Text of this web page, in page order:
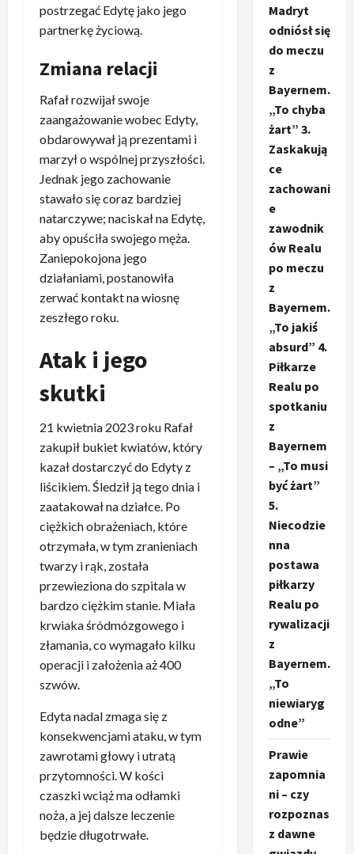
postrzegać Edytę jako jego
partnerkę życiową.
Zmiana relacji
Rafał rozwijał swoje
zaangażowanie wobec Edyty,
obdarowywał ją prezentami i
marzył o wspólnej przyszłości.
Jednak jego zachowanie
stawało się coraz bardziej
natarczywe; naciskał na Edytę,
aby opuściła swojego męża.
Zaniepokojona jego
działaniami, postanowiła
zerwać kontakt na wiosnę
zeszłego roku.
Atak i jego
skutki
21 kwietnia 2023 roku Rafał
zakupił bukiet kwiatów, który
kazał dostarczyć do Edyty z
liścikiem. Śledził ją tego dnia i
zaatakował na działce. Po
ciężkich obrażeniach, które
otrzymała, w tym zranieniach
twarzy i rąk, została
przewieziona do szpitala w
bardzo ciężkim stanie. Miała
krwiaka śródmózgowego i
złamania, co wymagało kilku
operacji i założenia aż 400
szwów.
Edyta nadal zmaga się z
konsekwencjami ataku, w tym
zawrotami głowy i utratą
przytomności. W kości
czaszki wciąż ma odłamki
noża, a jej dalsze leczenie
będzie długotrwałe.
Madryt
odniósł się
do meczu
z
Bayernem.
„To chyba
żart” 3.
Zaskakują
ce
zachowani
e
zawodnik
ów Realu
po meczu
z
Bayernem.
„To jakiś
absurd” 4.
Piłkarze
Realu po
spotkaniu
z
Bayernem
– „To musi
być żart”
5.
Niecodzie
nna
postawa
piłkarzy
Realu po
rywalizacji
z
Bayernem.
„To
niewiaryg
odne”
Prawie
zapomnia
ni – czy
rozpoznas
z dawne